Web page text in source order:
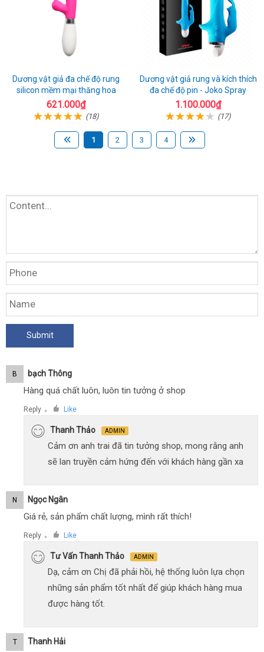
Dương vật giả đa chế độ rung
silicon mềm mại thăng hoa
621.000₫
(18)
Dương vật giả rung và kích thích
đa chế độ pin - Joko Spray
1.100.000₫
(17)
1 2 3 4
B Bạch Thông
Hàng quá chất luôn, luôn tin tưởng ở shop
Reply ● Like
Thanh Thảo ADMIN
Cảm ơn anh trai đã tin tưởng shop, mong rằng anh
sẽ lan truyền cảm hứng đến với khách hàng gần xa
N Ngọc Ngân
Giá rẻ, sản phẩm chất lượng, mình rất thích!
Reply ● Like
Tư Vấn Thanh Thảo ADMIN
Dạ, cảm ơn Chị đã phải hồi, hệ thống luôn lựa chọn
những sản phẩm tốt nhất để giúp khách hàng mua
được hàng tốt.
T Thanh Hải